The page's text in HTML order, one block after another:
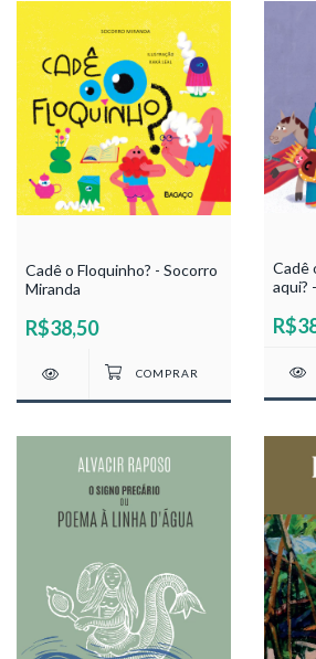
Cadê o Floquinho? - Socorro
Miranda
R$38,50
Cadê
aqui?